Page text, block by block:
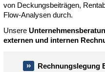
von Deckungsbeiträgen,
Flow-Analysen durch.
Unsere
externen und internen
Rechnungslegung